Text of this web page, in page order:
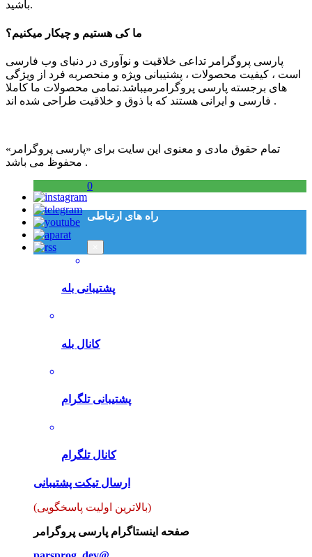
باشید.
ما کی هستیم و چیکار میکنیم؟
پارسی پروگرامر تداعی خلاقیت و نوآوری در دنیای وب فارسی
است ، کیفیت محصولات ، پشتیبانی ویژه و منحصربه فرد از ویژگی
های برجسته پارسی پروگرامرمیباشد.تمامی محصولات ما کاملا
فارسی و ایرانی هستند که با ذوق و خلاقیت طراحی شده اند .
تمام حقوق مادی و معنوی این سایت برای «پارسی پروگرامر»
محفوظ می باشد .
0
راه های ارتباطی
پشتیبانی بله
کانال بله
پشتیبانی تلگرام
کانال تلگرام
ارسال تیکت پشتیبانی
(بالاترین اولیت پاسخگویی)
صفحه اینستاگرام پارسی پروگرامر